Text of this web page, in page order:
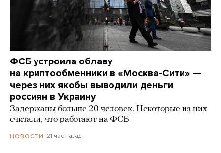
ФСБ устроила облаву
на криптообменники в «Москва-Сити» —
через них якобы выводили деньги
россиян в Украину
Задержаны больше 20 человек. Некоторые из них
считали, что работают на ФСБ
НОВОСТИ 21 час назад